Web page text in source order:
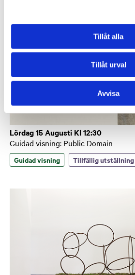
Tillåt alla
Tillåt urval
Avvisa
Lördag 15 Augusti Kl 12:30
Guidad visning: Public Domain
Guidad visning Tillfällig utställning